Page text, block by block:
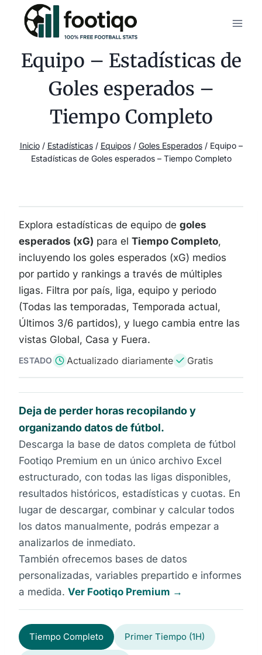
contenido
Equipo – Estadísticas de
Goles esperados –
Tiempo Completo
Inicio / Estadísticas / Equipos / Goles Esperados / Equipo –
Estadísticas de Goles esperados – Tiempo Completo
Explora estadísticas de equipo de goles
esperados (xG) para el Tiempo Completo,
incluyendo los goles esperados (xG) medios
por partido y rankings a través de múltiples
ligas. Filtra por país, liga, equipo y periodo
(Todas las temporadas, Temporada actual,
Últimos 3/6 partidos), y luego cambia entre las
vistas Global, Casa y Fuera.
ESTADO Actualizado diariamente Gratis
Deja de perder horas recopilando y
organizando datos de fútbol.
Descarga la base de datos completa de fútbol
Footiqo Premium en un único archivo Excel
estructurado, con todas las ligas disponibles,
resultados históricos, estadísticas y cuotas. En
lugar de descargar, combinar y calcular todos
los datos manualmente, podrás empezar a
analizarlos de inmediato.
También ofrecemos bases de datos
personalizadas, variables prepartido e informes
a medida. Ver Footiqo Premium →
Tiempo Completo Primer Tiempo (1H)